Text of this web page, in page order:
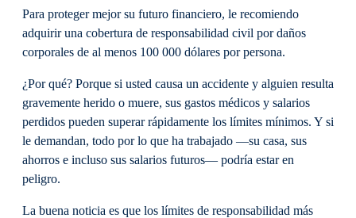
Para proteger mejor su futuro financiero, le recomiendo
adquirir una cobertura de responsabilidad civil por daños
corporales de al menos 100 000 dólares por persona.
¿Por qué? Porque si usted causa un accidente y alguien resulta
gravemente herido o muere, sus gastos médicos y salarios
perdidos pueden superar rápidamente los límites mínimos. Y si
le demandan, todo por lo que ha trabajado —su casa, sus
ahorros e incluso sus salarios futuros— podría estar en
peligro.
La buena noticia es que los límites de responsabilidad más